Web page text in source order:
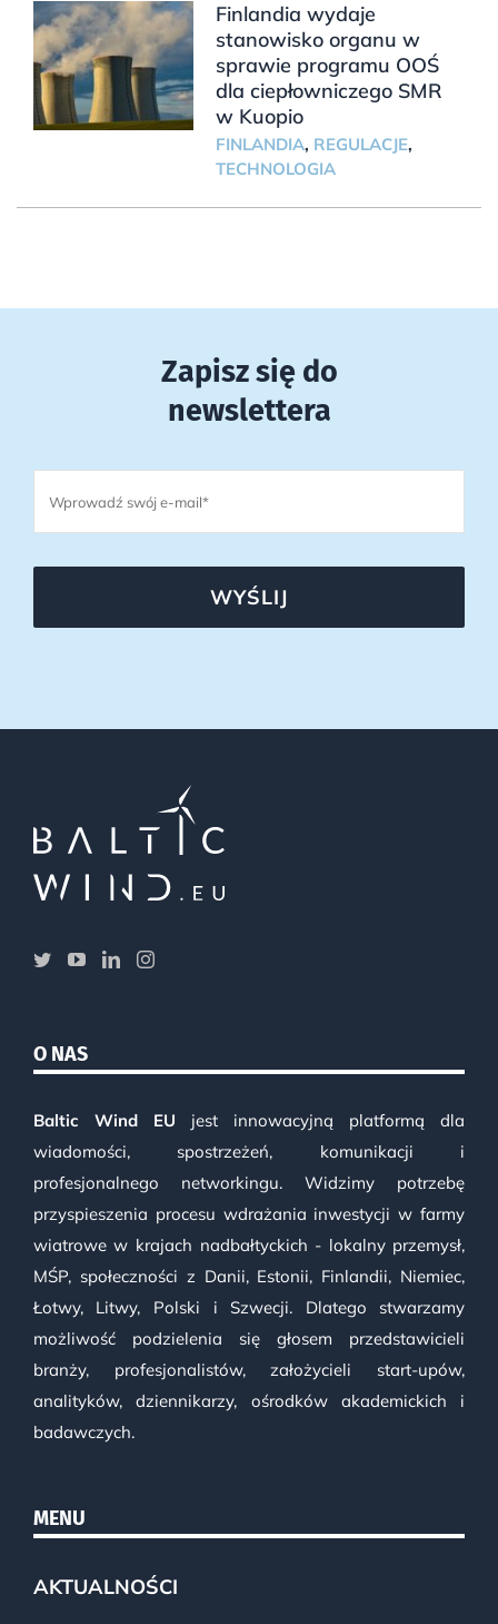
Finlandia wydaje
stanowisko organu w
sprawie programu OOŚ
dla ciepłowniczego SMR
w Kuopio
FINLANDIA, REGULACJE,
TECHNOLOGIA
Zapisz się do
newslettera
WYŚLIJ
O NAS
Baltic Wind EU jest innowacyjną platformą dla
wiadomości, spostrzeżeń, komunikacji i
profesjonalnego networkingu. Widzimy potrzebę
przyspieszenia procesu wdrażania inwestycji w farmy
wiatrowe w krajach nadbałtyckich - lokalny przemysł,
MŚP, społeczności z Danii, Estonii, Finlandii, Niemiec,
Łotwy, Litwy, Polski i Szwecji. Dlatego stwarzamy
możliwość podzielenia się głosem przedstawicieli
branży, profesjonalistów, założycieli start-upów,
analityków, dziennikarzy, ośrodków akademickich i
badawczych.
MENU
AKTUALNOŚCI